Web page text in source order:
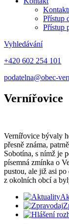
Přístup
Přístup
Vyhledávání
+420 602 254 101
podatelna@obec-
Vernířovice
Vernířovice bývaly
přesně známa,
Sobotína, s nímž je
písemná zmínka o
pustou, ale již asi
z okolních obcí a